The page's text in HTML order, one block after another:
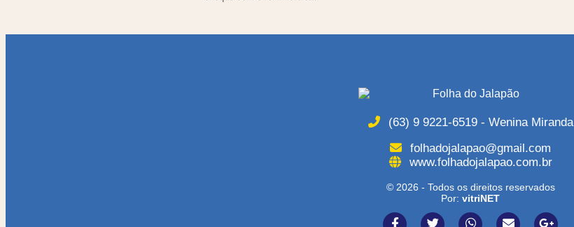
(63) 9 9221-6519 - Wenina Miranda
folhadojalapao@gmail.com
www.folhadojalapao.com.br
© 2026 - Todos os direitos reservados
Por: vitriNET